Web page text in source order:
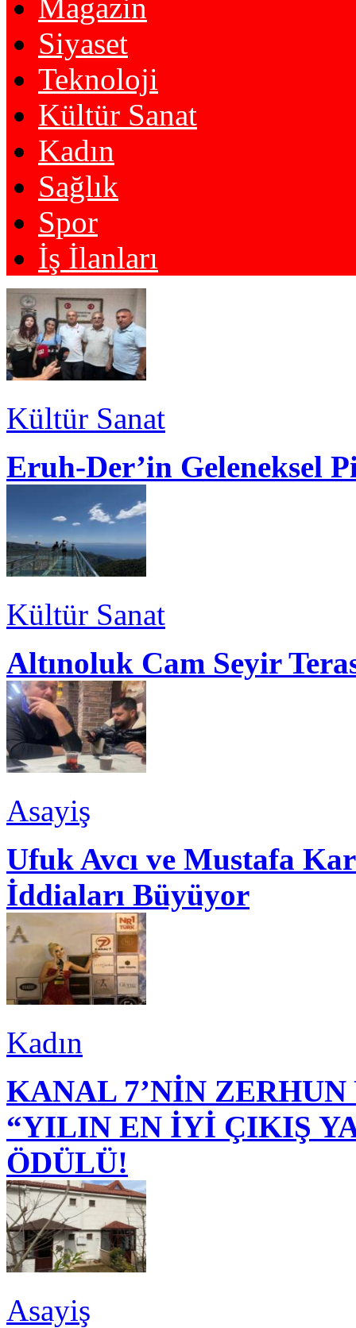
Magazin
Siyaset
Teknoloji
Kültür Sanat
Kadın
Sağlık
Spor
İş İlanları
Kültür Sanat
Eruh-Der’in Geleneksel
Kültür Sanat
Altınoluk Cam Seyir
Asayiş
Ufuk Avcı ve Mustafa
İddiaları Büyüyor
Kadın
KANAL 7’NİN
“YILIN EN İYİ ÇIKIŞ
ÖDÜLÜ!
Asayiş